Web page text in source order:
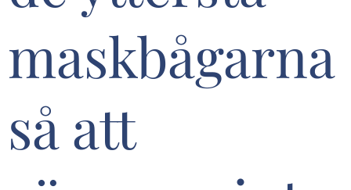
maskbågarna
så att